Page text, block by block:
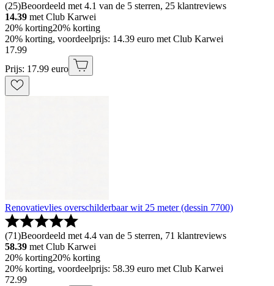
(25)Beoordeeld met 4.1 van de 5 sterren, 25 klantreviews
14.39 met Club Karwei
20% korting20% korting
20% korting, voordeelprijs: 14.39 euro met Club Karwei
17.99
Prijs: 17.99 euro
Renovatievlies overschilderbaar wit 25 meter (dessin 7700)
(71)Beoordeeld met 4.4 van de 5 sterren, 71 klantreviews
58.39 met Club Karwei
20% korting20% korting
20% korting, voordeelprijs: 58.39 euro met Club Karwei
72.99